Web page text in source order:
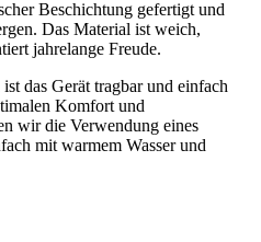
Beschichtung gefertigt und
Das Material ist weich,
jahrelange Freude.
das Gerät tragbar und einfach
Komfort und
wir die Verwendung eines
mit warmem Wasser und